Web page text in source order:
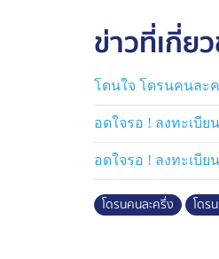
ข่าวที่เกี่ย
โดนใจ โดรนคนละ
อดใจรอ ! ลงทะเบี
อดใจรอ ! ลงทะเบี
โดรนคนละครึ่ง โดร